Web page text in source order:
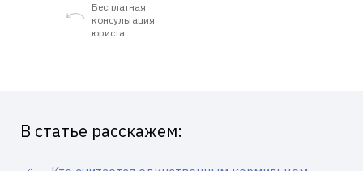
Бесплатная
консультация
юриста
В статье расскажем: